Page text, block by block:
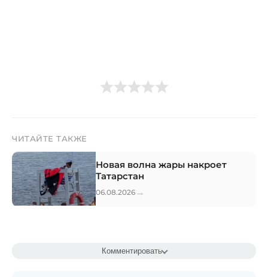
ЧИТАЙТЕ ТАКЖЕ
Новая волна жары накроет
Татарстан
06.08.2026 →
Комментировать